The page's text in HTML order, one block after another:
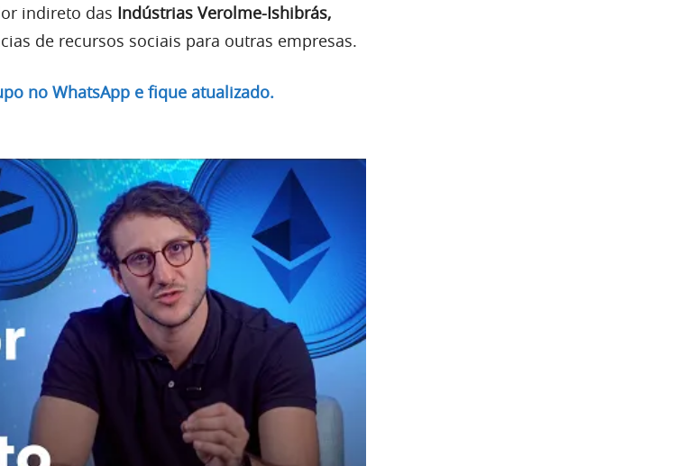
indireto das Indústrias Verolme-Ishibrás,
de recursos sociais para outras empresas.
no WhatsApp e fique atualizado.